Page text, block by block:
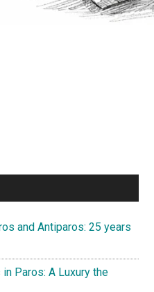
and Antiparos: 25 years
Paros: A Luxury the